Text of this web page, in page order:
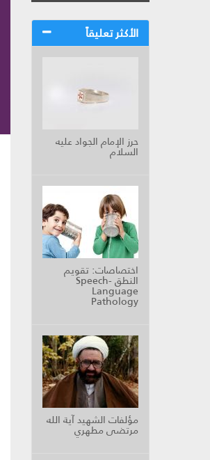
الأكثر تعليقاً
حرز الإمام الجواد عليه
السلام
اختصاصات: تقويم
النطق Speech-
Language
Pathology
مؤلفات الشهيد آية الله
مرتضى مطهري